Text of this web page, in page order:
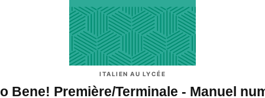
ITALIEN AU LYCÉE
Bene! Première/Terminale - Manuel